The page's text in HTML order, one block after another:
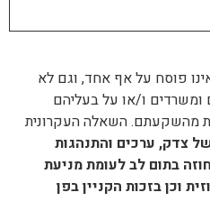
פוסח על אף אחד, וגם לא
ומשרדים ו/או על בעליהם
מהשקעתם. השאלה העקרונית
צדק, ערכים והתנהגות
בתום לב לעומת מניעת
וכן בזכות הקניין בפן